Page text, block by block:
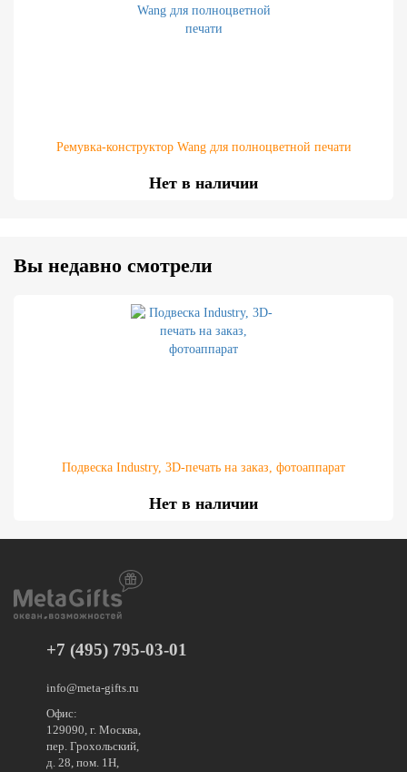
Ремувка-конструктор Wang для полноцветной печати
Нет в наличии
Вы недавно смотрели
Подвеска Industry, 3D-печать на заказ, фотоаппарат
Нет в наличии
+7 (495) 795-03-01
info@meta-gifts.ru
Офис:
129090, г. Москва,
пер. Грохольский,
д. 28, пом. 1Н,